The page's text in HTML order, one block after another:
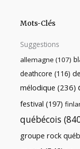
Mots-Clés
Suggestions
allemagne (107)
deathcore (116)
mélodique (236)
festival (197)
québécois
groupe rock